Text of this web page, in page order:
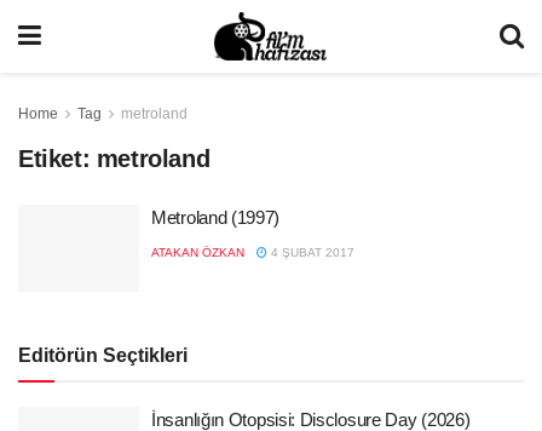
Home Tag metroland
Etiket: metroland
Metroland (1997)
ATAKAN ÖZKAN 4 ŞUBAT 2017
Editörün Seçtikleri
İnsanlığın Otopsisi: Disclosure Day (2026)